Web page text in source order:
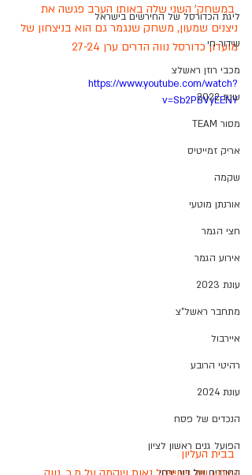
ליגת הכדורסל של החירשים בישראל
שידור חי
מכבי רוזן ראשלצ
עונת 2022
מסור TEAM
אריק זמייטיס
שקמה
אורנתן מוטעי
חצי הגמר
אירוע הגמר
עונת 2023
מתחבר ראשל"צ
איירבול
רהיטי הרובע
עונת 2024
הנכדים של פסח
הפועל גנים ראשון לציון
במשחק' השני שלה באותו הערב פגשה את
ניצנים שמעון, משחק שנגמר גם הוא בניצחון של
מועדון כדורסל נווה הדרים ערן 27-24
https://www.youtube.com/watch?
v=Sb2PBVyEENY
בבית העליון